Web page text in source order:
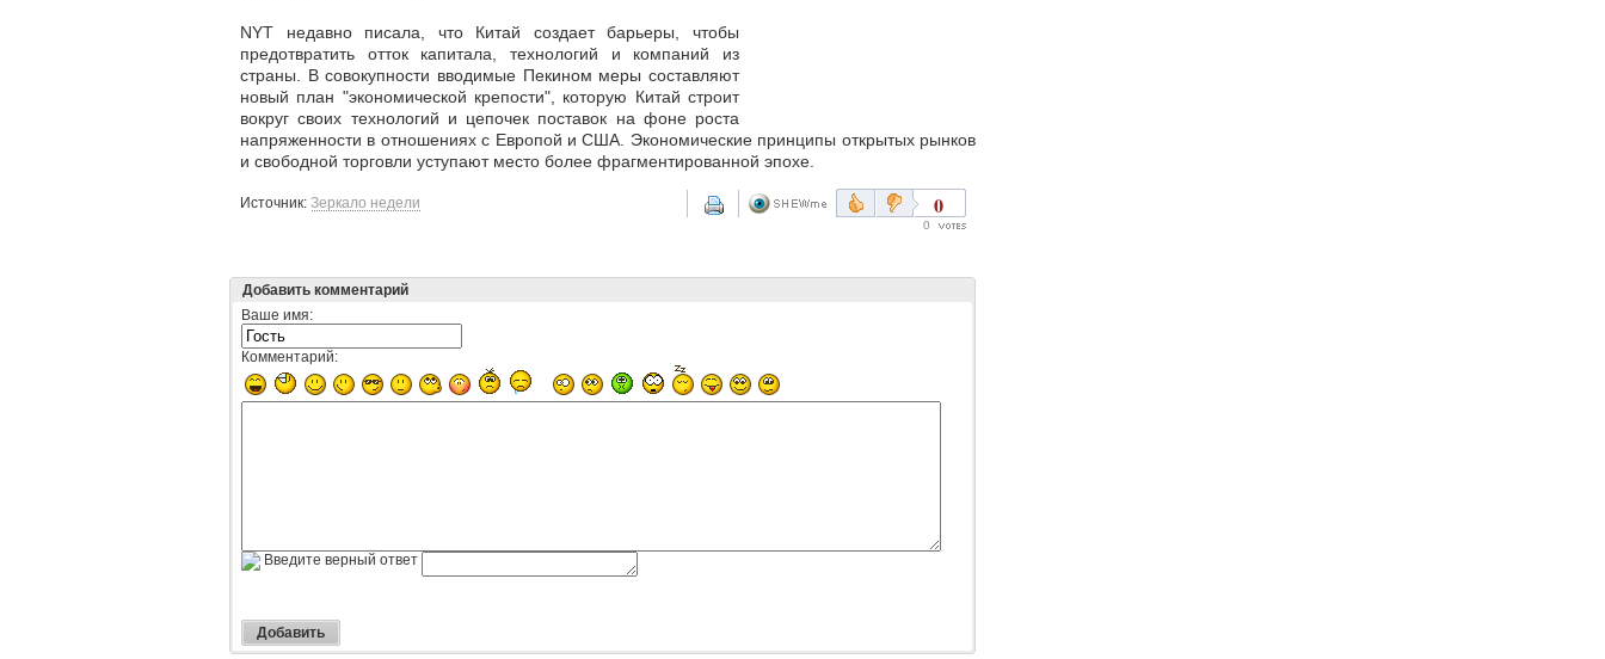
NYT недавно писала, что Китай создает барьеры, чтобы
предотвратить отток капитала, технологий и компаний из
страны. В совокупности вводимые Пекином меры составляют
новый план "экономической крепости", которую Китай строит
вокруг своих технологий и цепочек поставок на фоне роста
напряженности в отношениях с Европой и США. Экономические принципы открытых рынков
и свободной торговли уступают место более фрагментированной эпохе.
Источник: Зеркало недели 0
0
Добавить комментарий
Ваше имя:
Комментарий:
Введите верный ответ